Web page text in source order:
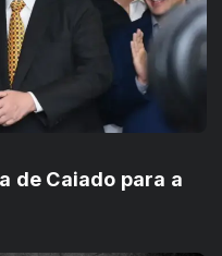
de Caiado para a